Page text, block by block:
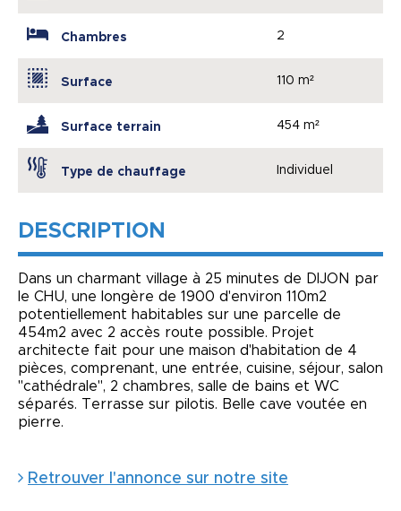
Chambres 2
Surface 110 m²
Surface terrain 454 m²
Type de chauffage Individuel
DESCRIPTION
Dans un charmant village à 25 minutes de DIJON par
le CHU, une longère de 1900 d'environ 110m2
potentiellement habitables sur une parcelle de
454m2 avec 2 accès route possible. Projet
architecte fait pour une maison d'habitation de 4
pièces, comprenant, une entrée, cuisine, séjour, salon
"cathédrale", 2 chambres, salle de bains et WC
séparés. Terrasse sur pilotis. Belle cave voutée en
pierre.
Retrouver l'annonce sur notre site